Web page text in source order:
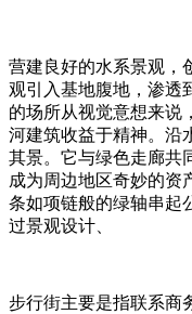
营建良好的水系景观，
观引入基地腹地，渗透
的场所从视觉意想来说
河建筑收益于精神。沿
其景。它与绿色走廊共
成为周边地区奇妙的资
条如项链般的绿轴串起
过景观设计、
步行街主要是指联系商